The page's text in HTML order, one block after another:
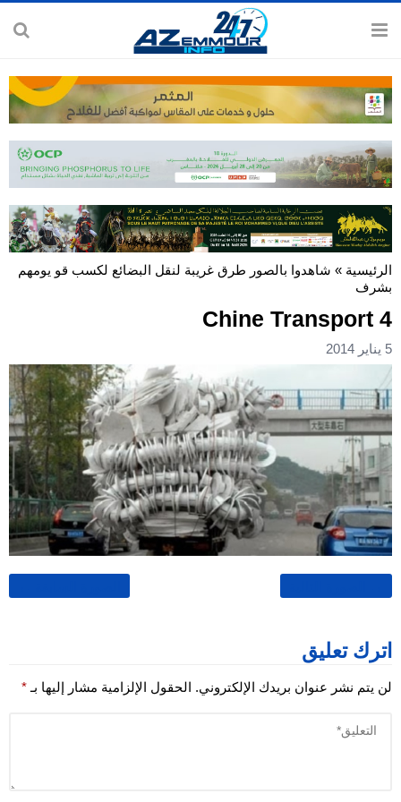
الرئيسية » شاهدوا بالصور طرق غريبة لنقل البضائع لكسب قو يومهم
بشرف
Chine Transport 4
5 يناير 2014
اترك تعليق
لن يتم نشر عنوان بريدك الإلكتروني. الحقول الإلزامية مشار إليها بـ *